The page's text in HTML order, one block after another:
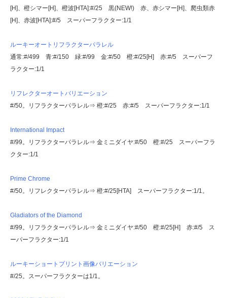
[H]、橙シマー[H]、橙波[HTA]:#/25 黒(NEW!) 赤、赤シマー[H]、爬虫類赤
[H]、赤波[HTA]:#/5 スーパーフラクター:1/1
ルーキーオートリフラクターパラレル
通常:#/499 青:#/150 緑:#/99 金:#/50 橙:#/25[H] 赤:#/5 スーパーフ
ラクター:1/1
リフレクターオートバリエーション
#/50。リフラクターパラレル⇒ 橙:#/25 赤:#/5 スーパーフラクター:1/1
International Impact
#/99。リフラクターパラレル⇒ 金ミニダイヤ:#/50 橙:#/25 スーパーフラ
クター:1/1
Prime Chrome
#/50。リフレクターパラレル⇒ 橙:#/25[HTA] スーパーフラクター:1/1。
Gladiators of the Diamond
#/99。リフラクターパラレル⇒ 金ミニダイヤ:#/50 橙:#/25[H] 赤:#/5 ス
ーパーフラクター:1/1
ルーキーショートプリント画像バリエーション
#/25。スーパーフラクターは1/1。